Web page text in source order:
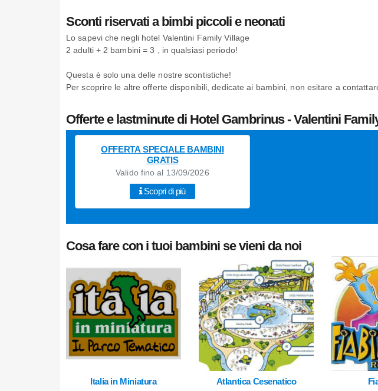
Sconti riservati a bimbi piccoli e neonati
Lo sapevi che negli hotel Valentini Family Village
2 adulti + 2 bambini = 3 , in qualsiasi periodo!
Questa è solo una delle nostre scontistiche!
Per scoprire le altre offerte disponibili, dedicate ai bambini, non esitare a
Offerte e lastminute di Hotel Gambrinus - Valentini
OFFERTA SPECIALE BAMBINI
GRATIS
Valido fino al 13/09/2026
Scopri di più
Cosa fare con i tuoi bambini se vieni da noi
Italia in Miniatura Atlantica Cesenatico